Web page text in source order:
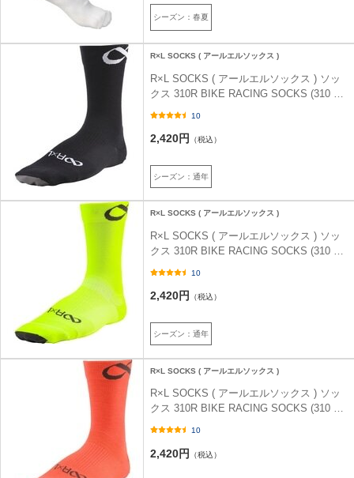
シーズン：春夏
R×L SOCKS ( アールエルソックス )
R×L SOCKS ( アールエルソックス ) ソッ
クス 310R BIKE RACING SOCKS (310 ア
10
2,420円 （税込）
シーズン：通年
R×L SOCKS ( アールエルソックス )
R×L SOCKS ( アールエルソックス ) ソッ
クス 310R BIKE RACING SOCKS (310 ア
10
2,420円 （税込）
シーズン：通年
R×L SOCKS ( アールエルソックス )
R×L SOCKS ( アールエルソックス ) ソッ
クス 310R BIKE RACING SOCKS (310 ア
10
2,420円 （税込）